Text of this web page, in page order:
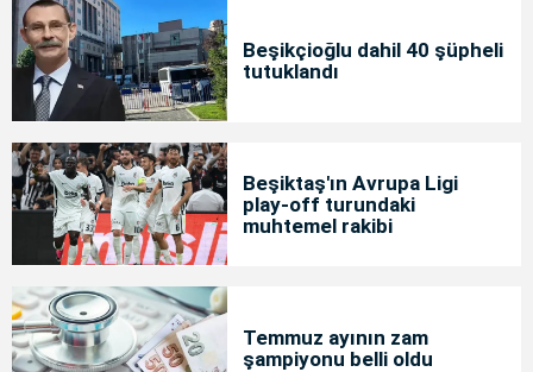
Beşikçioğlu dahil 40 şüpheli
tutuklandı
Beşiktaş'ın Avrupa Ligi
play-off turundaki
muhtemel rakibi
Temmuz ayının zam
şampiyonu belli oldu